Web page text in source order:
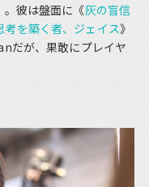
。彼は盤面に《灰の盲信
考を築く者、ジェイス》
だが、果敢にプレイヤ